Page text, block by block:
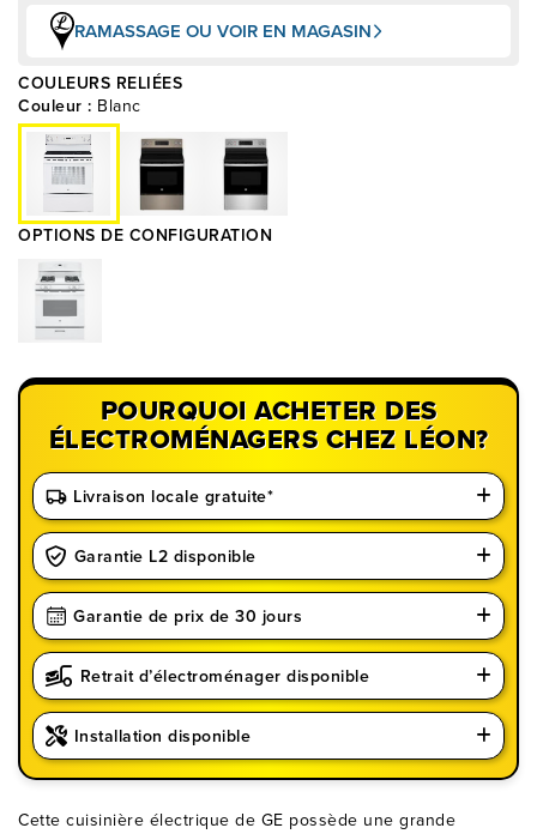
RAMASSAGE OU VOIR EN MAGASIN
COULEURS RELIÉES
Couleur : Blanc
OPTIONS DE CONFIGURATION
POURQUOI ACHETER DES
ÉLECTROMÉNAGERS CHEZ LÉON?
Livraison locale gratuite*
Garantie L2 disponible
Garantie de prix de 30 jours
Retrait d’électroménager disponible
Installation disponible
Cette cuisinière électrique de GE possède une grande